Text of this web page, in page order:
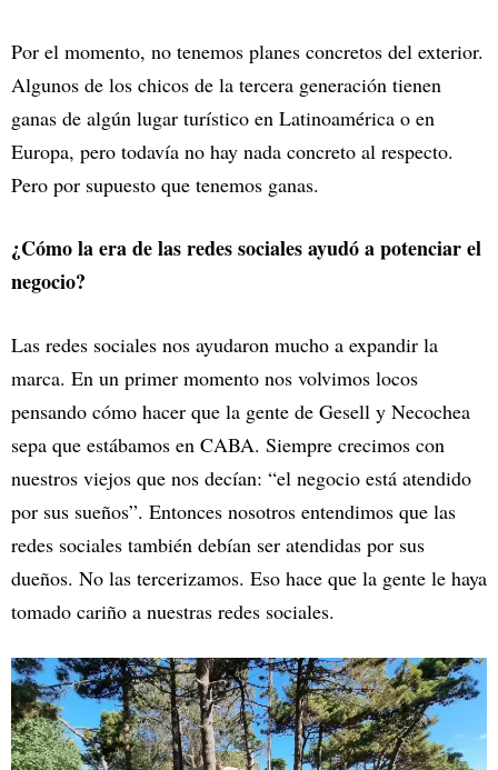
Por el momento, no tenemos planes concretos del exterior.
Algunos de los chicos de la tercera generación tienen
ganas de algún lugar turístico en Latinoamérica o en
Europa, pero todavía no hay nada concreto al respecto.
Pero por supuesto que tenemos ganas.
¿Cómo la era de las redes sociales ayudó a potenciar el
negocio?
Las redes sociales nos ayudaron mucho a expandir la
marca. En un primer momento nos volvimos locos
pensando cómo hacer que la gente de Gesell y Necochea
sepa que estábamos en CABA. Siempre crecimos con
nuestros viejos que nos decían: “el negocio está atendido
por sus sueños”. Entonces nosotros entendimos que las
redes sociales también debían ser atendidas por sus
dueños. No las tercerizamos. Eso hace que la gente le haya
tomado cariño a nuestras redes sociales.